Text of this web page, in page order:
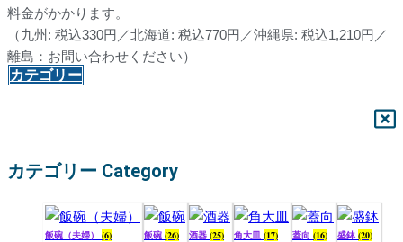
料金がかかります。
（九州: 税込330円／北海道: 税込770円／沖縄県: 税込1,210円／
離島：お問い合わせください）
カテゴリー
カテゴリー Category
飯碗（夫婦） (6) 飯碗 (26) 酒器 (25) 角大皿 (17) 蓋向 (16) 盛鉢 (20)